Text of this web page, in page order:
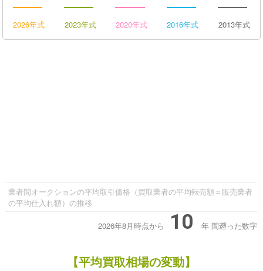
2026年式 2023年式 2020年式 2016年式 2013年式
業者間オークションの平均取引価格（買取業者の平均転売額＝販売業者
の平均仕入れ額）の推移
2026年8月時点から 10 年 間遡った数字
【平均買取相場の変動】